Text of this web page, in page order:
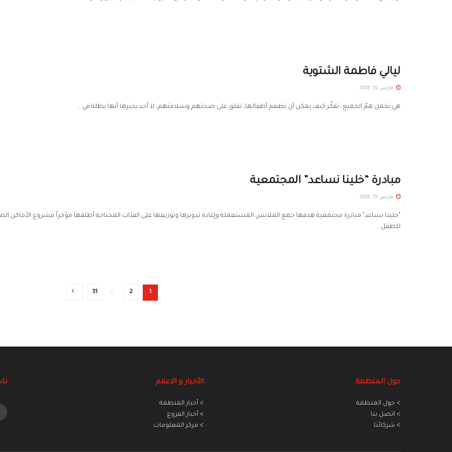
ليالي فاطمة الشتوية
مارس 15, 2018
هي تحمل همّ الجميع، تفكّر كيف يمكن أن تطعم أطفالها، تقلق على صحتهم وسلامتهم، لا أحد يخبرها أنها بطلة في...
مبادرة “خلينا نساعد” المجتمعية
مارس 15, 2018
"خلينا نساعد" مبادرة مجتمعية هدفها جمع الملابس المستعملة وإعادة تدويرها وتوزيعها على الفئات المحتاجة أطلقها مؤخراً مشروع الأماكن
للطفل...
1
2
…
31
حول المنظمة
> حول المنظمة
> اتصل بنا
> شركائنا
الأخبار و الاعلام
> أخبار المنطمة
> أخبار الفروع
> مركز المعلومات